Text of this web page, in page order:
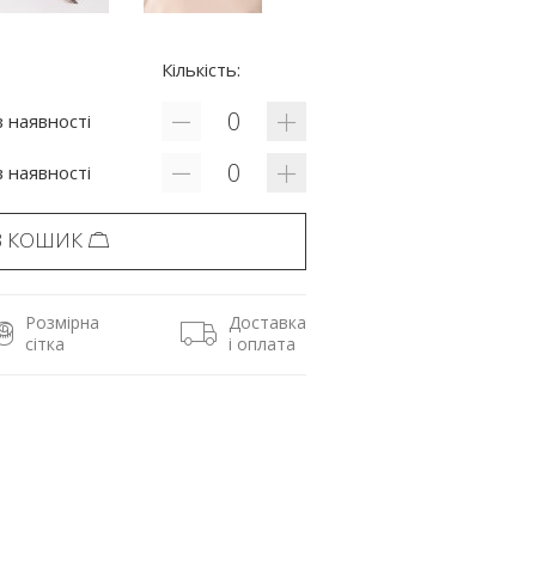
Кількість:
КОШИК
Розмірна
сітка
Доставка
і оплата